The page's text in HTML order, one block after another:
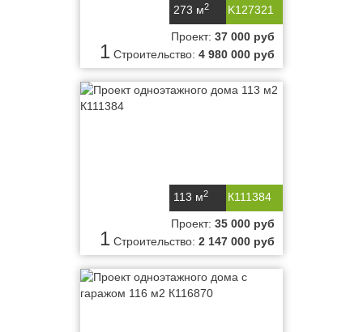
K127321
273 м2
1
Проект: 37 000 руб
Строительство: 4 980 000 руб
К111384
113 м2
1
Проект: 35 000 руб
Строительство: 2 147 000 руб